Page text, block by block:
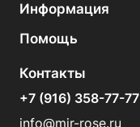
Информация
Помощь
Контакты
+7 (916) 358-77-77
info@mir-rose.ru